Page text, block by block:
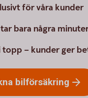
för våra kunder
bara några
topp – kunder ger
bilförsäkring